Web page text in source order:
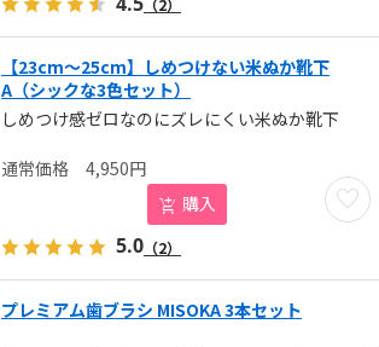
（2）
【23cm～25cm】しめつけない米ぬか靴下
A（シックな3色セット）
しめつけ感ゼロなのにズレにくい米ぬか靴下
お気
4,950円
購入
5.0 （2）
プレミアム歯ブラシ MISOKA 3本セット